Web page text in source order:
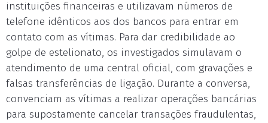
instituições financeiras e utilizavam números de
telefone idênticos aos dos bancos para entrar em
contato com as vítimas. Para dar credibilidade ao
golpe de estelionato, os investigados simulavam o
atendimento de uma central oficial, com gravações e
falsas transferências de ligação. Durante a conversa,
convenciam as vítimas a realizar operações bancárias
para supostamente cancelar transações fraudulentas,